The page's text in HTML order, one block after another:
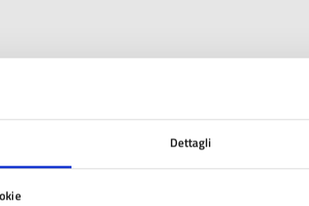
Dettagli
aggiornamento:08/06/2021 18:06